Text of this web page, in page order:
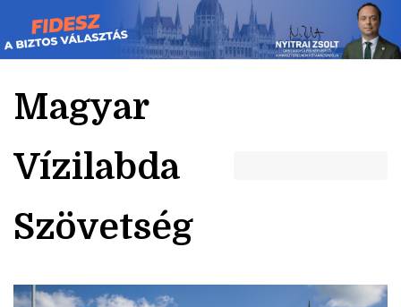
Skip
to
content
Magyar
Vízilabda
Szövetség